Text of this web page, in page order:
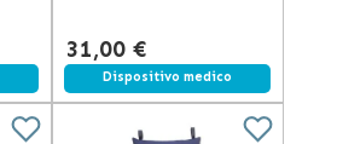
31,00 €
Dispositivo medico